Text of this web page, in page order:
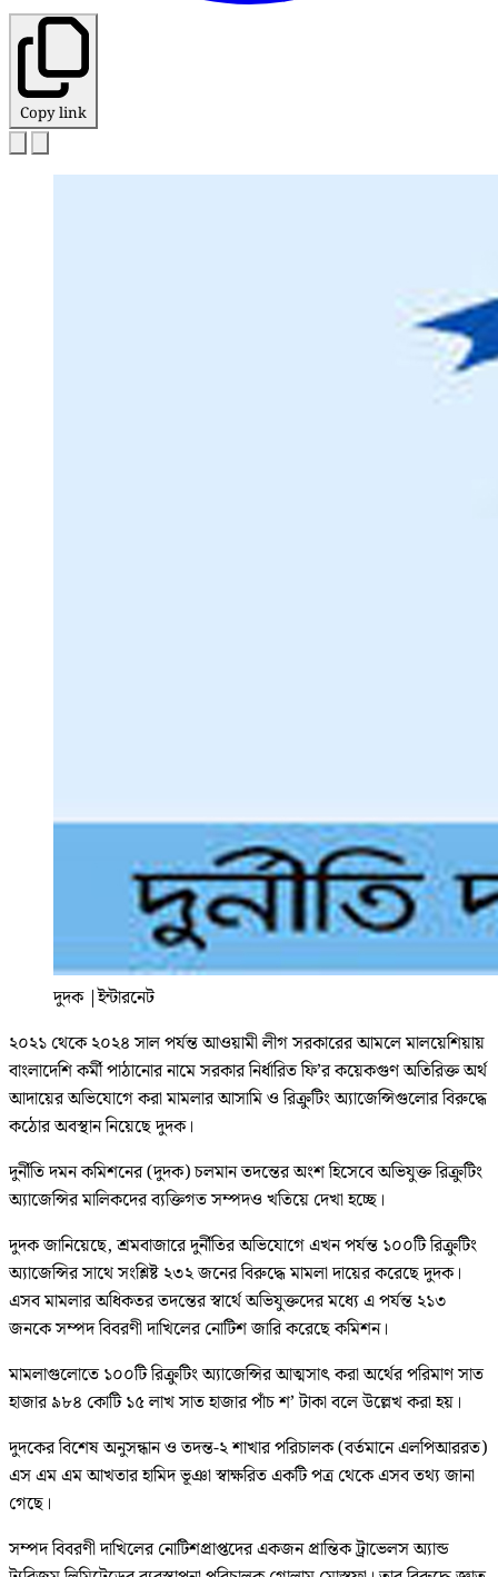
Copy link
দুদক |ইন্টারনেট
২০২১ থেকে ২০২৪ সাল পর্যন্ত আওয়ামী লীগ সরকারের আমলে মালয়েশিয়ায়
বাংলাদেশি কর্মী পাঠানোর নামে সরকার নির্ধারিত ফি’র কয়েকগুণ অতিরিক্ত অর্থ
আদায়ের অভিযোগে করা মামলার আসামি ও রিক্রুটিং অ্যাজেন্সিগুলোর বিরুদ্ধে
কঠোর অবস্থান নিয়েছে দুদক।
দুর্নীতি দমন কমিশনের (দুদক) চলমান তদন্তের অংশ হিসেবে অভিযুক্ত রিক্রুটিং
অ্যাজেন্সির মালিকদের ব্যক্তিগত সম্পদও খতিয়ে দেখা হচ্ছে।
দুদক জানিয়েছে, শ্রমবাজারে দুর্নীতির অভিযোগে এখন পর্যন্ত ১০০টি রিক্রুটিং
অ্যাজেন্সির সাথে সংশ্লিষ্ট ২৩২ জনের বিরুদ্ধে মামলা দায়ের করেছে দুদক।
এসব মামলার অধিকতর তদন্তের স্বার্থে অভিযুক্তদের মধ্যে এ পর্যন্ত ২১৩
জনকে সম্পদ বিবরণী দাখিলের নোটিশ জারি করেছে কমিশন।
মামলাগুলোতে ১০০টি রিক্রুটিং অ্যাজেন্সির আত্মসাৎ করা অর্থের পরিমাণ সাত
হাজার ৯৮৪ কোটি ১৫ লাখ সাত হাজার পাঁচ শ’ টাকা বলে উল্লেখ করা হয়।
দুদকের বিশেষ অনুসন্ধান ও তদন্ত-২ শাখার পরিচালক (বর্তমানে এলপিআররত)
এস এম এম আখতার হামিদ ভূঞা স্বাক্ষরিত একটি পত্র থেকে এসব তথ্য জানা
গেছে।
সম্পদ বিবরণী দাখিলের নোটিশপ্রাপ্তদের একজন প্রান্তিক ট্রাভেলস অ্যান্ড